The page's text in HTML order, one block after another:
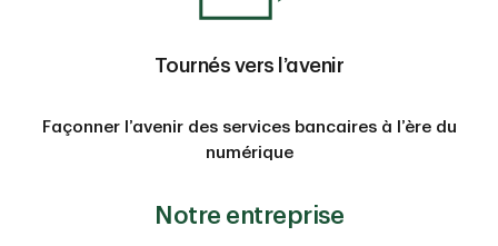
Tournés vers l’avenir
Façonner l’avenir des services bancaires à l’ère du
numérique
Notre entreprise